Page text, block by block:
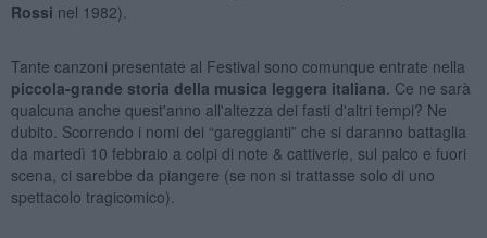
Rossi nel 1982).
Tante canzoni presentate al Festival sono comunque entrate nella
piccola-grande storia della musica leggera italiana . Ce ne sarà
qualcuna anche quest'anno all'altezza dei fasti d'altri tempi? Ne
dubito. Scorrendo i nomi dei “gareggianti” che si daranno battaglia
da martedì 10 febbraio a colpi di note & cattiverie, sul palco e fuori
scena, ci sarebbe da piangere (se non si trattasse solo di uno
spettacolo tragicomico).